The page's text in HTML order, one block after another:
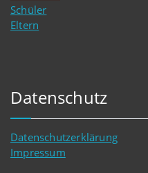
Schüler
Eltern
Datenschutz
Datenschutzerklärung
Impressum